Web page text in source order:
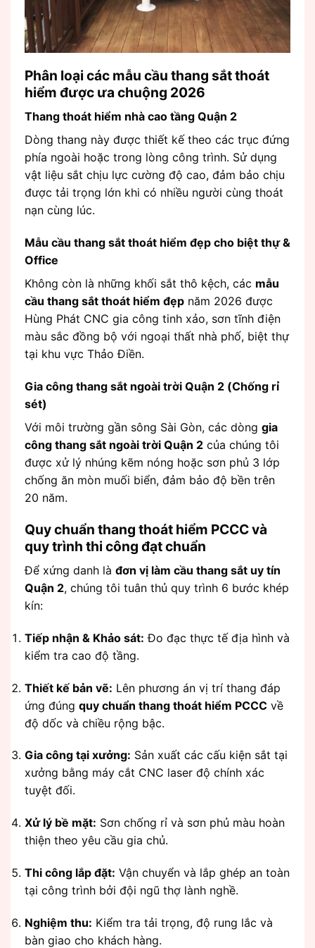
Phân loại các mẫu cầu thang sắt thoát
hiểm được ưa chuộng 2026
Thang thoát hiểm nhà cao tầng Quận 2
Dòng thang này được thiết kế theo các trục đứng
phía ngoài hoặc trong lòng công trình. Sử dụng
vật liệu sắt chịu lực cường độ cao, đảm bảo chịu
được tải trọng lớn khi có nhiều người cùng thoát
nạn cùng lúc.
Mẫu cầu thang sắt thoát hiểm đẹp cho biệt thự &
Office
Không còn là những khối sắt thô kệch, các mẫu
cầu thang sắt thoát hiểm đẹp năm 2026 được
Hùng Phát CNC gia công tinh xảo, sơn tĩnh điện
màu sắc đồng bộ với ngoại thất nhà phố, biệt thự
tại khu vực Thảo Điền.
Gia công thang sắt ngoài trời Quận 2 (Chống rỉ
sét)
Với môi trường gần sông Sài Gòn, các dòng gia
công thang sắt ngoài trời Quận 2 của chúng tôi
được xử lý nhúng kẽm nóng hoặc sơn phủ 3 lớp
chống ăn mòn muối biển, đảm bảo độ bền trên
20 năm.
Quy chuẩn thang thoát hiểm PCCC và
quy trình thi công đạt chuẩn
Để xứng danh là đơn vị làm cầu thang sắt uy tín
Quận 2, chúng tôi tuân thủ quy trình 6 bước khép
kín:
Tiếp nhận & Khảo sát: Đo đạc thực tế địa hình và
kiểm tra cao độ tầng.
Thiết kế bản vẽ: Lên phương án vị trí thang đáp
ứng đúng quy chuẩn thang thoát hiểm PCCC về
độ dốc và chiều rộng bậc.
Gia công tại xưởng: Sản xuất các cấu kiện sắt tại
xưởng bằng máy cắt CNC laser độ chính xác
tuyệt đối.
Xử lý bề mặt: Sơn chống rỉ và sơn phủ màu hoàn
thiện theo yêu cầu gia chủ.
Thi công lắp đặt: Vận chuyển và lắp ghép an toàn
tại công trình bởi đội ngũ thợ lành nghề.
Nghiệm thu: Kiểm tra tải trọng, độ rung lắc và
bàn giao cho khách hàng.